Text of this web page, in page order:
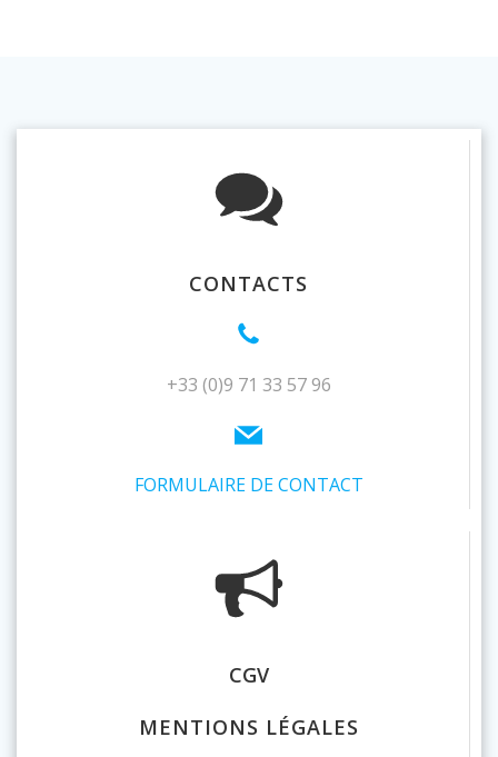
CONTACTS
+33 (0)9 71 33 57 96
FORMULAIRE DE CONTACT
CGV
MENTIONS LÉGALES